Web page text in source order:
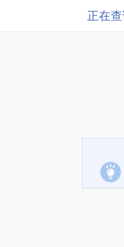
正在